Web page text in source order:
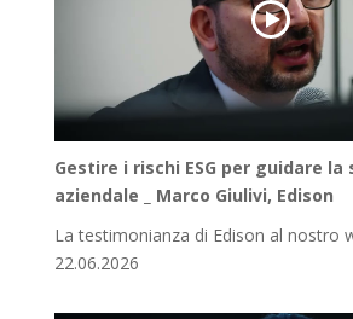
Gestire i rischi ESG per guidare
aziendale _ Marco Giulivi, Edison
La testimonianza di Edison al nostro
22.06.2026